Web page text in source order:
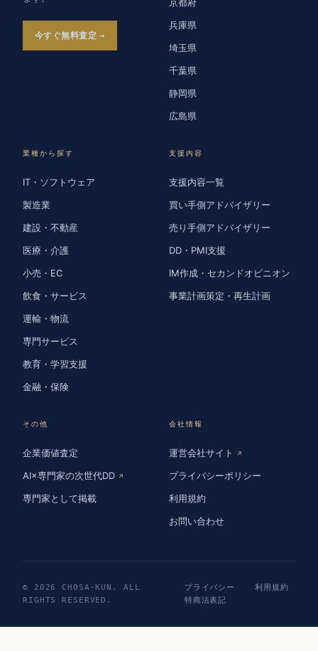
今すぐ無料査定
兵庫県
埼玉県
千葉県
静岡県
広島県
業種から探す
IT・ソフトウェア
製造業
建設・不動産
医療・介護
小売・EC
飲食・サービス
運輸・物流
専門サービス
教育・学習支援
金融・保険
支援内容
支援内容一覧
買い手側アドバイザリー
売り手側アドバイザリー
DD・PMI支援
IM作成・セカンドオピニオン
事業計画策定・再生計画
その他
企業価値査定
AI×専門家の次世代DD ↗
専門家として掲載
会社情報
運営会社サイト ↗
プライバシーポリシー
利用規約
お問い合わせ
© 2026 CHOSA-KUN. ALL
RIGHTS RESERVED.
プライバシー
利用規約
特商法表記